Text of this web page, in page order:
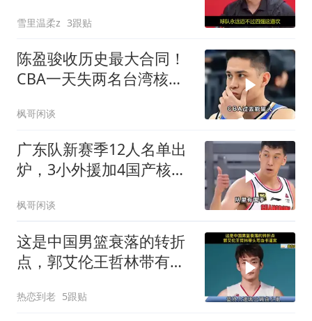
雪里温柔z 3跟贴
陈盈骏收历史最大合同！
CBA一天失两名台湾核
枫哥闲谈
广东队新赛季12人名单出
炉，3小外援加4国产核
枫哥闲谈
这是中国男篮衰落的转折
点，郭艾伦王哲林带有逼
热恋到老 5跟贴